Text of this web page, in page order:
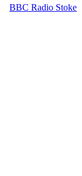
BBC Radio Stoke